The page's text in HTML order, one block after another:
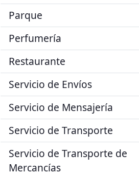
Parque
Perfumería
Restaurante
Servicio de Envíos
Servicio de Mensajería
Servicio de Transporte
Servicio de Transporte de
Mercancías